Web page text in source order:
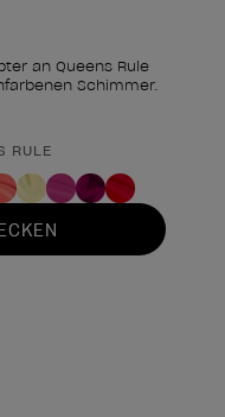
an Queens Rule
Schimmer.
RULE